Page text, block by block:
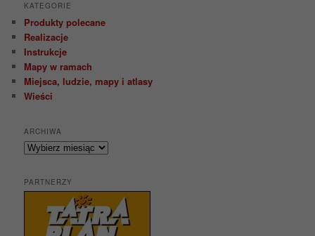
KATEGORIE
Produkty polecane
Realizacje
Instrukcje
Mapy w ramach
Miejsca, ludzie, mapy i atlasy
Wieści
ARCHIWA
Archiwa
PARTNERZY